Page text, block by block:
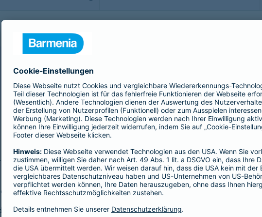
Urlaub - möchte man sorgenfrei genießen. Doch was, wenn doch
Reiserücktrittsversicherung bis hin zur Gepäckversicherung:
Barmenia sichern Sie sich, Ihr Gepäck und Ihre Reisekosten rund